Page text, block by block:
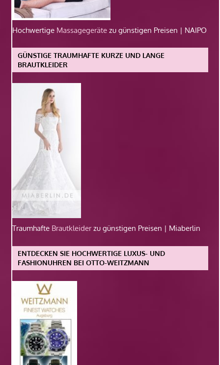
Hochwertige Massagegeräte zu günstigen Preisen | NAIPO
GÜNSTIGE TRAUMHAFTE KURZE UND LANGE
BRAUTKLEIDER
Traumhafte Brautkleiderzu günstigen Preisen | Miaberlin
ENTDECKEN SIE HOCHWERTIGE LUXUS- UND
FASHIONUHREN BEI OTTO-WEITZMANN